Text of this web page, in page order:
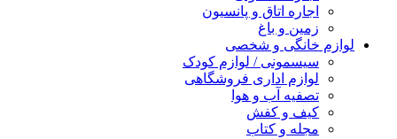
اجاره اتاق و پانسیون
زمین و باغ
لوازم خانگی و شخصی
سیسمونی / لوازم کودک
لوازم اداری فروشگاهی
تصفیه آب و هوا
کیف و کفش
مجله و کتاب